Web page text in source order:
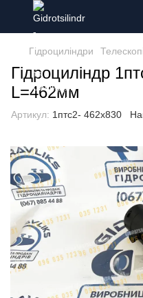
Гідроциліндри
Гідроциліндр
L=462мм
Артикул: 1птс2- 462х830